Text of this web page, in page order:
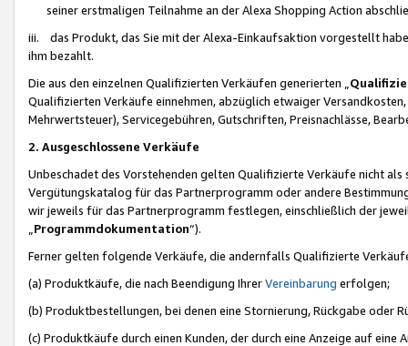
seiner erstmaligen Teilnahme an der Alexa Shopping Action
iii. das Produkt, das Sie mit der Alexa-Einkaufsaktion vorgestellt
ihm bezahlt.
Die aus den einzelnen Qualifizierten Verkäufen generierten „
Qualifizierten Verkäufe einnehmen, abzüglich etwaiger
Mehrwertsteuer), Servicegebühren, Gutschriften, Preisnachlässe,
2. Ausgeschlossene Verkäufe
Unbeschadet des Vorstehenden gelten Qualifizierte Verkäufe nicht
Vergütungskatalog für das Partnerprogramm oder andere
wir jeweils für das Partnerprogramm festlegen, einschließlich der
Programmdokumentation“).
Ferner gelten folgende Verkäufe, die andernfalls Qualifizierte
(a) Produktkäufe, die nach Beendigung IhrerVereinbarung erfolgen;
(b) Produktbestellungen, bei denen eine Stornierung, Rückgabe oder
(c) Produktkäufe durch einen Kunden, der durch eine Anzeige auf